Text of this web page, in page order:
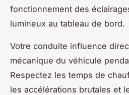
fonctionnement des
lumineux au tableau de bord.
Votre conduite influence
mécanique du véhicule
Respectez les temps de
les accélérations brutales et